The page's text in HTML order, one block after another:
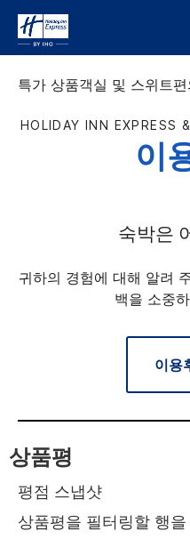
특가 상품객실 및 스위트
HOLIDAY INN EXPRESS
이
숙박은
귀하의 경험에 대해 알려
백을 소중
이용